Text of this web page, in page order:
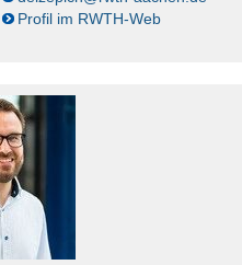
Profil im RWTH-Web